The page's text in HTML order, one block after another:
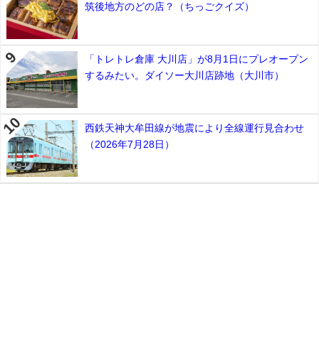
筑後地方のどの店？（ちっごクイズ）
「トレトレ倉庫 大川店」が8月1日にプレオープン
するみたい。ダイソー大川店跡地（大川市）
西鉄天神大牟田線が地震により全線運行見合わせ
（2026年7月28日）